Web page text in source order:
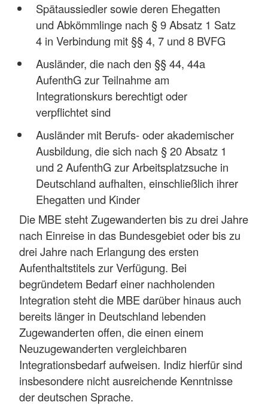
Spätaussiedler sowie deren Ehegatten
und Abkömmlinge nach § 9 Absatz 1 Satz
4 in Verbindung mit §§ 4, 7 und 8 BVFG
Ausländer, die nach den §§ 44, 44a
AufenthG zur Teilnahme am
Integrationskurs berechtigt oder
verpflichtet sind
Ausländer mit Berufs- oder akademischer
Ausbildung, die sich nach § 20 Absatz 1
und 2 AufenthG zur Arbeitsplatzsuche in
Deutschland aufhalten, einschließlich ihrer
Ehegatten und Kinder
Die MBE steht Zugewanderten bis zu drei Jahre
nach Einreise in das Bundesgebiet oder bis zu
drei Jahre nach Erlangung des ersten
Aufenthaltstitels zur Verfügung. Bei
begründetem Bedarf einer nachholenden
Integration steht die MBE darüber hinaus auch
bereits länger in Deutschland lebenden
Zugewanderten offen, die einen einem
Neuzugewanderten vergleichbaren
Integrationsbedarf aufweisen. Indiz hierfür sind
insbesondere nicht ausreichende Kenntnisse
der deutschen Sprache.